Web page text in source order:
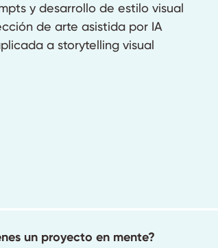
y desarrollo de estilo visual
de arte asistida por IA
a storytelling visual
un proyecto en mente?